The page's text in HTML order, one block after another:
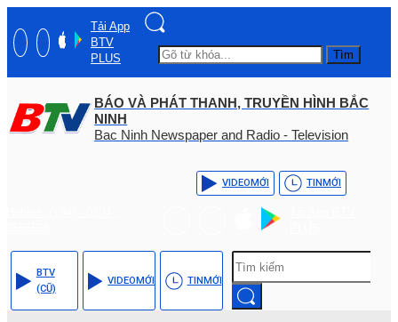
Tải App
BTV
PLUS
Tìm
BÁO VÀ PHÁT THANH, TRUYỀN HÌNH BẮC
NINH
Bac Ninh Newspaper and Radio - Television
VIDEOMỚI TINMỚI
BTV
(CŨ)
VIDEOMỚI TINMỚI